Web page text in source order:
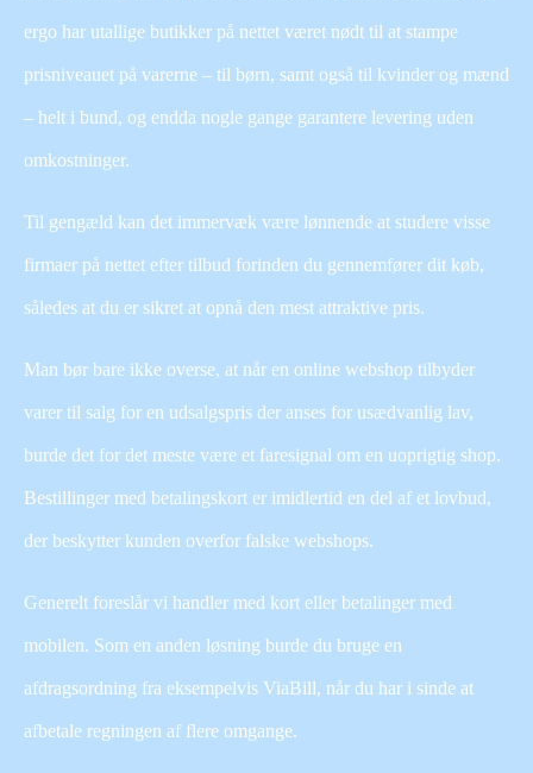
ergo har utallige butikker på nettet været nødt til at stampe
prisniveauet på varerne – til børn, samt også til kvinder og mænd
– helt i bund, og endda nogle gange garantere levering uden
omkostninger.
Til gengæld kan det immervæk være lønnende at studere visse
firmaer på nettet efter tilbud forinden du gennemfører dit køb,
således at du er sikret at opnå den mest attraktive pris.
Man bør bare ikke overse, at når en online webshop tilbyder
varer til salg for en udsalgspris der anses for usædvanlig lav,
burde det for det meste være et faresignal om en uoprigtig shop.
Bestillinger med betalingskort er imidlertid en del af et lovbud,
der beskytter kunden overfor falske webshops.
Generelt foreslår vi handler med kort eller betalinger med
mobilen. Som en anden løsning burde du bruge en
afdragsordning fra eksempelvis ViaBill, når du har i sinde at
afbetale regningen af flere omgange.